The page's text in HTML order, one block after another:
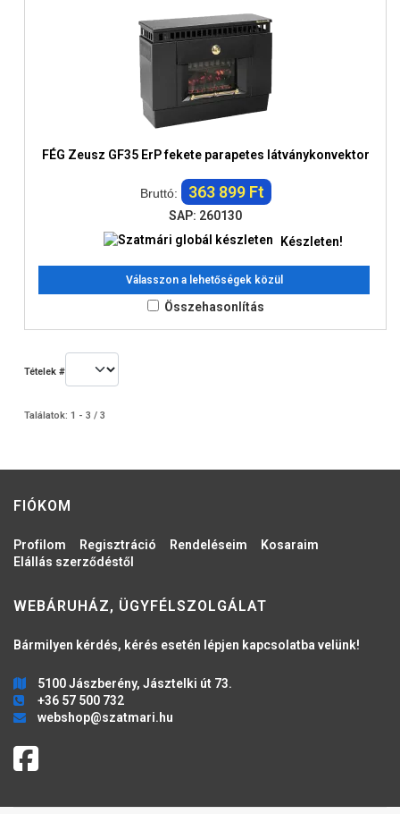
FÉG Zeusz GF35 ErP fekete parapetes látványkonvektor
Bruttó: 363 899 Ft
SAP: 260130
Készleten!
Válasszon a lehetőségek közül
Összehasonlítás
Tételek #
Találatok: 1 - 3 / 3
FIÓKOM
Profilom Regisztráció Rendeléseim
Kosaraim
Elállás szerződéstől
WEBÁRUHÁZ, ÜGYFÉLSZOLGÁLAT
Bármilyen kérdés, kérés esetén lépjen kapcsolatba velünk!
5100 Jászberény, Jásztelki út 73.
+36 57 500 732
webshop@szatmari.hu